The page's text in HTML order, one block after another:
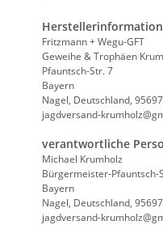
Fritzmann + Wegu-GFT
Geweihe & Trophäen
Pfauntsch-Str. 7
Bayern
Nagel, Deutschland, 95697
jagdversand-
verantwortliche
Michael Krumholz
Bürgermeister-Pfauntsch-
Bayern
Nagel, Deutschland, 95697
jagdversand-